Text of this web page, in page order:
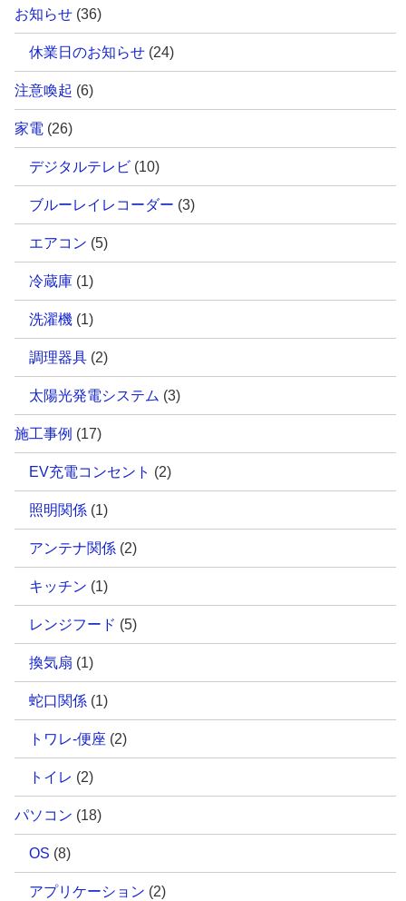
お知らせ (36)
休業日のお知らせ (24)
注意喚起 (6)
家電 (26)
デジタルテレビ (10)
ブルーレイレコーダー (3)
エアコン (5)
冷蔵庫 (1)
洗濯機 (1)
調理器具 (2)
太陽光発電システム (3)
施工事例 (17)
EV充電コンセント (2)
照明関係 (1)
アンテナ関係 (2)
キッチン (1)
レンジフード (5)
換気扇 (1)
蛇口関係 (1)
トワレ-便座 (2)
トイレ (2)
パソコン (18)
OS (8)
アプリケーション (2)